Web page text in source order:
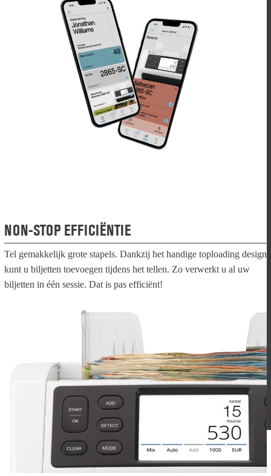
NON-STOP EFFICIËNTIE
Tel gemakkelijk grote stapels. Dankzij het handige toploading design
kunt u biljetten toevoegen tijdens het tellen. Zo verwerkt u al uw
biljetten in één sessie. Dat is pas efficiënt!